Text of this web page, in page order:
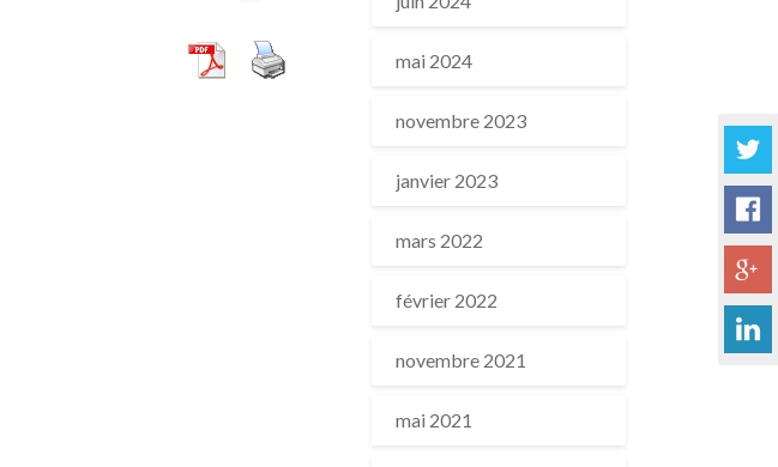
mai 2024
novembre 2023
janvier 2023
mars 2022
février 2022
novembre 2021
mai 2021